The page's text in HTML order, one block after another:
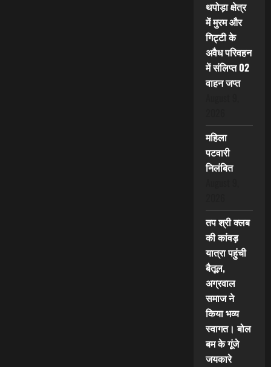
थपोड़ा क्षेत्र
में मुरम और
गिट्टी के
अवैध परिवहन
में संलिप्त 02
वाहन जप्त
महिला
पटवारी
निलंबित
तप श्री क्लब
की कांवड़
यात्रा पहुंची
बैतूल,
अग्रवाल
समाज ने
किया भव्य
स्वागत। बोल
बम के गूंजे
जयकारे